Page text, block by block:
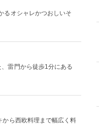
るオシャレかつおしいそ
雷門から徒歩1分にある
ら西欧料理まで幅広く料